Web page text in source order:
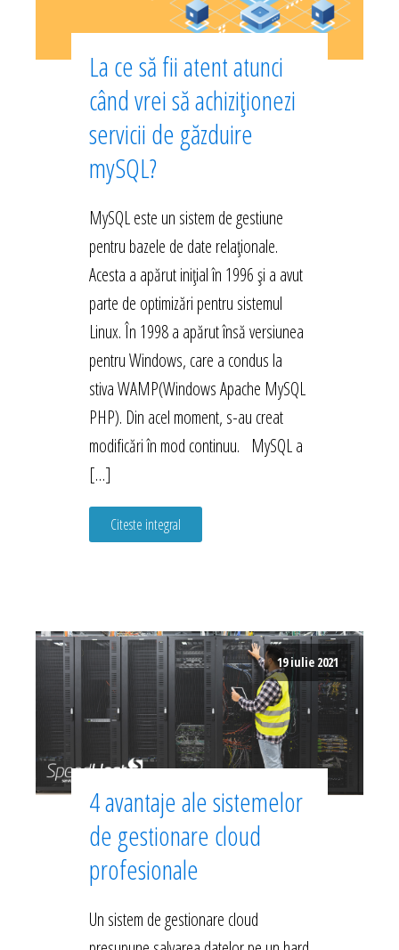
La ce să fii atent atunci
când vrei să achiziționezi
servicii de găzduire
mySQL?
MySQL este un sistem de gestiune
pentru bazele de date relaționale.
Acesta a apărut inițial în 1996 și a avut
parte de optimizări pentru sistemul
Linux. În 1998 a apărut însă versiunea
pentru Windows, care a condus la
stiva WAMP(Windows Apache MySQL
PHP). Din acel moment, s-au creat
modificări în mod continuu. MySQL a
[…]
Citeste integral
19 iulie 2021
4 avantaje ale sistemelor
de gestionare cloud
profesionale
Un sistem de gestionare cloud